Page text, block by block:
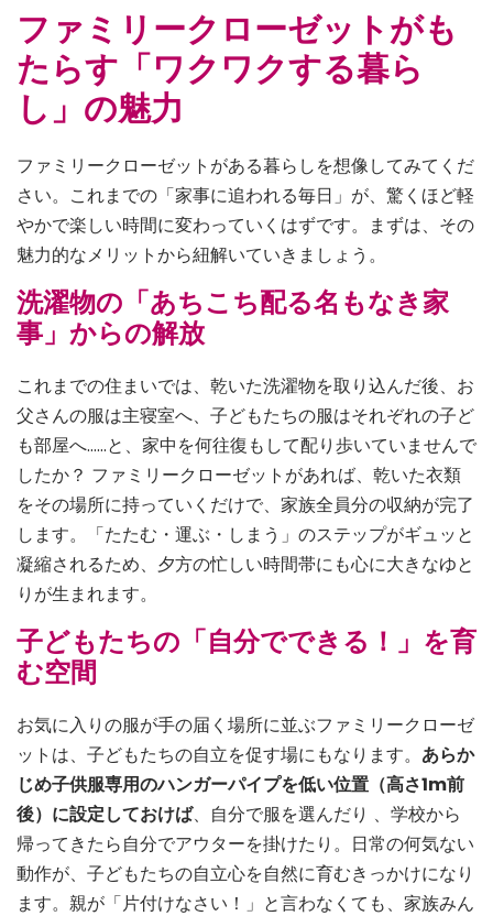
ファミリークローゼットがも
たらす「ワクワクする暮ら
し」の魅力
ファミリークローゼットがある暮らしを想像してみてくだ
さい。これまでの「家事に追われる毎日」が、驚くほど軽
やかで楽しい時間に変わっていくはずです。まずは、その
魅力的なメリットから紐解いていきましょう。
洗濯物の「あちこち配る名もなき家
事」からの解放
これまでの住まいでは、乾いた洗濯物を取り込んだ後、お
父さんの服は主寝室へ、子どもたちの服はそれぞれの子ど
も部屋へ……と、家中を何往復もして配り歩いていませんで
したか？ ファミリークローゼットがあれば、乾いた衣類
をその場所に持っていくだけで、家族全員分の収納が完了
します。「たたむ・運ぶ・しまう」のステップがギュッと
凝縮されるため、夕方の忙しい時間帯にも心に大きなゆと
りが生まれます。
子どもたちの「自分でできる！」を育
む空間
お気に入りの服が手の届く場所に並ぶファミリークローゼ
ットは、子どもたちの自立を促す場にもなります。 あらか
じめ子供服専用のハンガーパイプを低い位置（高さ1m前
後）に設定しておけば、自分で服を選んだり 、学校から
帰ってきたら自分でアウターを掛けたり。日常の何気ない
動作が、子どもたちの自立心を自然に育むきっかけになり
ます。親が「片付けなさい！」と言わなくても、家族みん